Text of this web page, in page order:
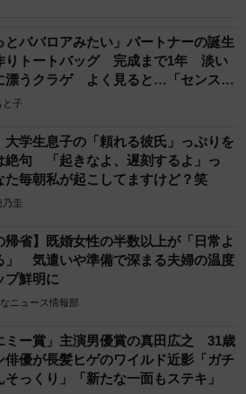
とババロアみたい」パートナーの誕生
りトートバッグ 完成まで1年 淡い
漂うクラゲ よく見ると…「センスす
と子
大学生息子の「頼れる彼氏」っぷりを
絶句 「起きなよ、遅刻するよ」っ
毎朝私が起こしてますけど？笑
乃圭
帰省】既婚女性の半数以上が「日常よ
」 気遣いや準備で深まる夫婦の温度
プ鮮明に
ニュース情報部
ミー賞」主演男優賞の真田広之 31歳
俳優が長髪ヒゲのワイルド近影「ガチ
そっくり」「新たな一面もステキ」